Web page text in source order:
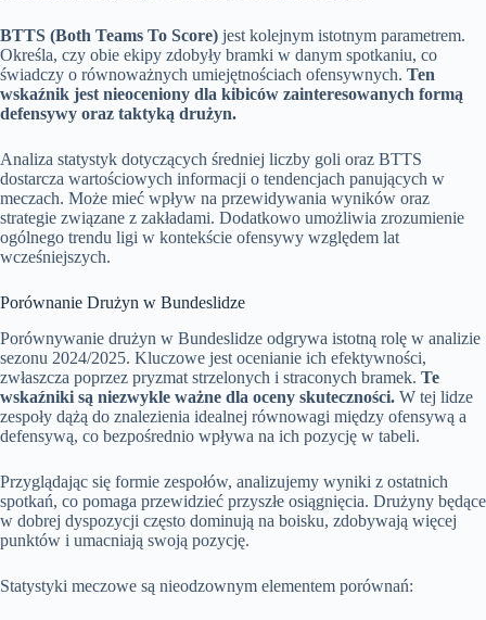
BTTS (Both Teams To Score) jest kolejnym istotnym parametrem.
Określa, czy obie ekipy zdobyły bramki w danym spotkaniu, co
świadczy o równoważnych umiejętnościach ofensywnych. Ten
wskaźnik jest nieoceniony dla kibiców zainteresowanych formą
defensywy oraz taktyką drużyn.
Analiza statystyk dotyczących średniej liczby goli oraz BTTS
dostarcza wartościowych informacji o tendencjach panujących w
meczach. Może mieć wpływ na przewidywania wyników oraz
strategie związane z zakładami. Dodatkowo umożliwia zrozumienie
ogólnego trendu ligi w kontekście ofensywy względem lat
wcześniejszych.
Porównanie Drużyn w Bundeslidze
Porównywanie drużyn w Bundeslidze odgrywa istotną rolę w analizie
sezonu 2024/2025. Kluczowe jest ocenianie ich efektywności,
zwłaszcza poprzez pryzmat strzelonych i straconych bramek. Te
wskaźniki są niezwykle ważne dla oceny skuteczności. W tej lidze
zespoły dążą do znalezienia idealnej równowagi między ofensywą a
defensywą, co bezpośrednio wpływa na ich pozycję w tabeli.
Przyglądając się formie zespołów, analizujemy wyniki z ostatnich
spotkań, co pomaga przewidzieć przyszłe osiągnięcia. Drużyny będące
w dobrej dyspozycji często dominują na boisku, zdobywają więcej
punktów i umacniają swoją pozycję.
Statystyki meczowe są nieodzownym elementem porównań: